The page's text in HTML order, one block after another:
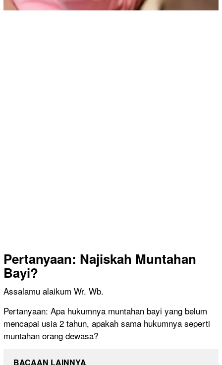
Pertanyaan: Najiskah Muntahan
Bayi?
Assalamu alaikum Wr. Wb.
Pertanyaan: Apa hukumnya muntahan bayi yang belum
mencapai usia 2 tahun, apakah sama hukumnya seperti
muntahan orang dewasa?
BACAAN LAINNYA